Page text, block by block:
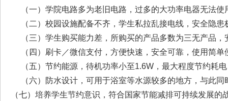
（一）学院电路多为老旧电路，过多的大功率电器无法使
（二）校园设施配备不齐，学生私拉乱接电线，安全隐患
（三）学生购买能力差，所购买的产品多数为三无产品，
（四）刷卡／微信支付，方便快速，安全可靠，使用简单
（五）节约能源，待机功率小至1.6W，最大程度节约耗
（六）防水设计，可用于浴室等水源较多的地方，与此同
（七）培养学生节约意识，符合国家节能减排可持续发展的